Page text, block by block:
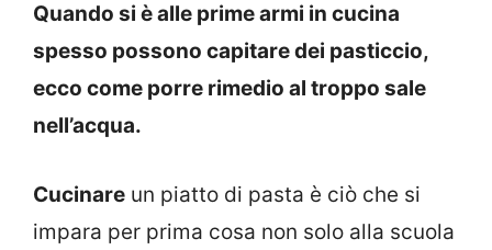
Quando si è alle prime armi in cucina
spesso possono capitare dei pasticcio,
ecco come porre rimedio al troppo sale
nell’acqua.
Cucinare un piatto di pasta è ciò che si
impara per prima cosa non solo alla scuola